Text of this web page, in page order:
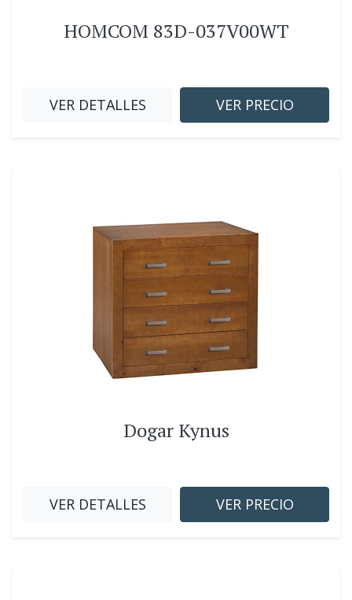
HOMCOM 83D-037V00WT
VER DETALLES VER PRECIO
Dogar Kynus
VER DETALLES VER PRECIO